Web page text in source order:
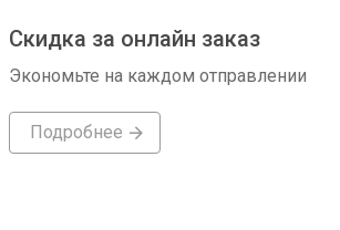
Скидка за онлайн заказ
Экономьте на каждом отправлении
Подробнее